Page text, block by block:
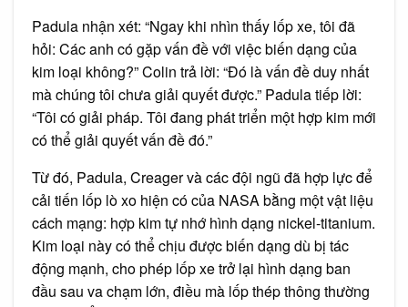
Padula nhận xét: “Ngay khi nhìn thấy lốp xe, tôi đã
hỏi: Các anh có gặp vấn đề với việc biến dạng của
kim loại không?” Colin trả lời: “Đó là vấn đề duy nhất
mà chúng tôi chưa giải quyết được.” Padula tiếp lời:
“Tôi có giải pháp. Tôi đang phát triển một hợp kim mới
có thể giải quyết vấn đề đó.”
Từ đó, Padula, Creager và các đội ngũ đã hợp lực để
cải tiến lốp lò xo hiện có của NASA bằng một vật liệu
cách mạng: hợp kim tự nhớ hình dạng nickel-titanium.
Kim loại này có thể chịu được biến dạng dù bị tác
động mạnh, cho phép lốp xe trở lại hình dạng ban
đầu sau va chạm lớn, điều mà lốp thép thông thường